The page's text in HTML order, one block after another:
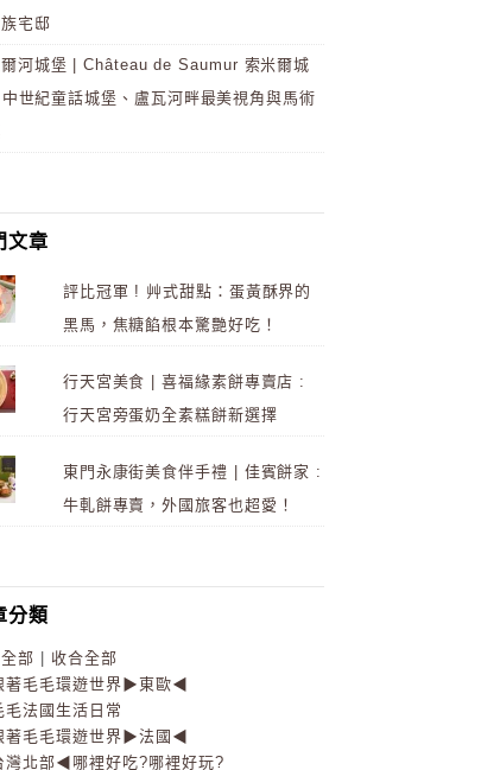
宅邸
河城堡 | Château de Saumur 索米爾城
世紀童話城堡、盧瓦河畔最美視角與馬術
文章
評比冠軍 ! 艸式甜點：蛋黃酥界的
黑馬，焦糖餡根本驚艷好吃！
行天宮美食 | 喜福緣素餅專賣店 :
行天宮旁蛋奶全素糕餅新選擇
東門永康街美食伴手禮 | 佳賓餅家 :
牛軋餅專賣，外國旅客也超愛！
分類
部
收合全部
著毛毛環遊世界▶東歐◀
毛法國生活日常
著毛毛環遊世界▶法國◀
灣北部◀哪裡好吃?哪裡好玩?